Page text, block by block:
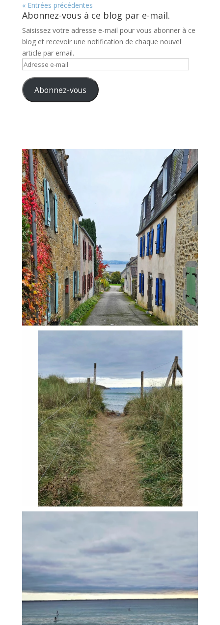
« Entrées précédentes
Abonnez-vous à ce blog par e-mail.
Saisissez votre adresse e-mail pour vous abonner à ce
blog et recevoir une notification de chaque nouvel
article par email.
Adresse
mail Abonnez-vous